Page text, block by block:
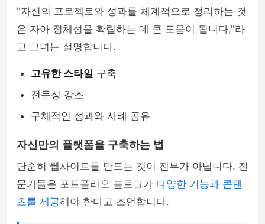
"자신의 프로젝트와 성과를 체계적으로 정리하는 것
은 자아 정체성을 확립하는 데 큰 도움이 됩니다,"라
고 그녀는 설명합니다.
고유한 스타일 구축
전문성 강조
구체적인 성과와 사례 공유
자신만의 플랫폼을 구축하는 법
단순히 웹사이트를 만드는 것이 전부가 아닙니다. 전
문가들은 포트폴리오 블로그가 다양한 기능과 콘텐
츠를 제공해야 한다고 조언합니다.